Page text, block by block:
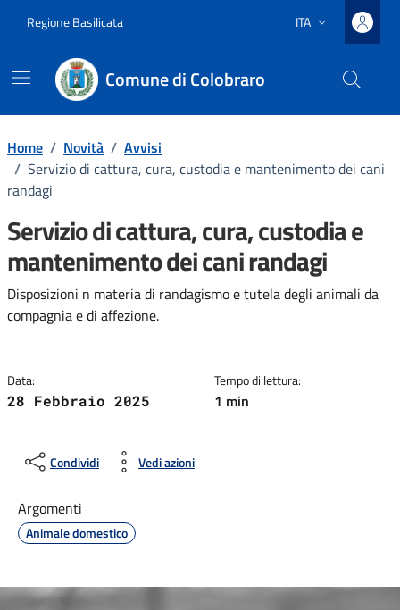
Regione Basilicata Lingua attiva:
ITA
Comune di Colobraro
Home / Novità / Avvisi
/ Servizio di cattura, cura, custodia e mantenimento dei cani
randagi
Servizio di cattura, cura, custodia e
mantenimento dei cani randagi
Dettagli della notizia
Disposizioni n materia di randagismo e tutela degli animali da
compagnia e di affezione.
Data:
28 Febbraio 2025
Tempo di lettura:
1 min
Condividi Vedi azioni
Argomenti
Animale domestico